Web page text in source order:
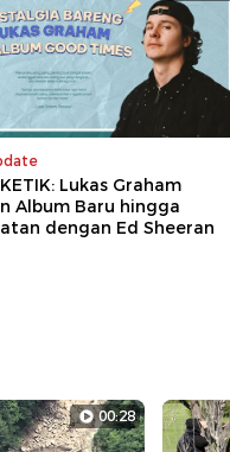
Lukas Graham
Album Baru hingga
dengan Ed Sheeran
00:28